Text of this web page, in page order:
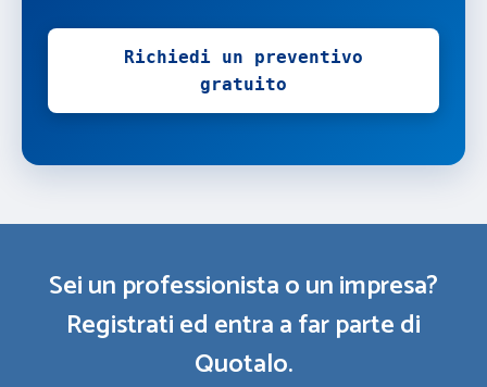
Richiedi un preventivo
gratuito
Sei un professionista o un impresa?
Registrati ed entra a far parte di
Quotalo.